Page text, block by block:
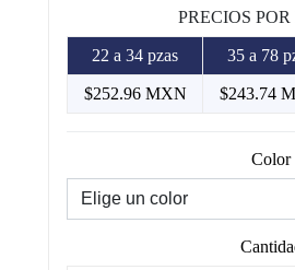
PRECIOS
22 a 34 pzas 35 a 78
$252.96 MXN $243.74
Color